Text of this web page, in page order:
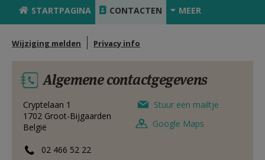
VIERINGEN
HULP
MIJN PAROCHIE
AANMELDEN OF REGISTREREN
STARTPAGINA CONTACTEN MEER
Wijziging melden Privacy info
Algemene contactgegevens
Cryptelaan 1
1702 Groot-Bijgaarden
België
02 466 52 22
Stuur een mailtje
Google Maps